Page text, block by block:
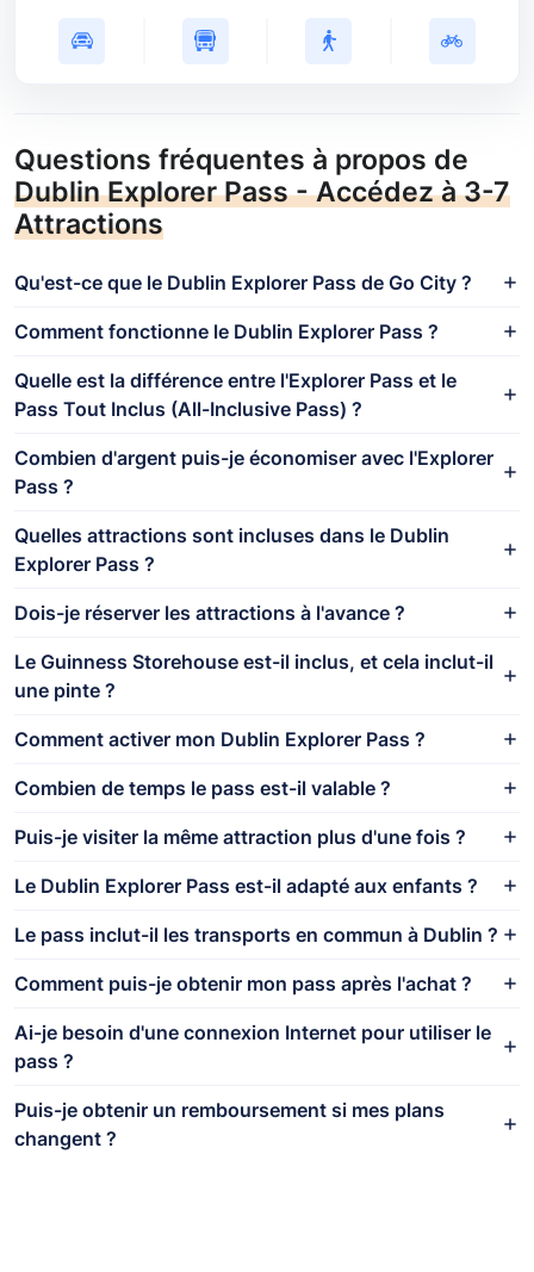
Questions fréquentes à propos de
Dublin Explorer Pass - Accédez à 3-7
Attractions
Qu'est-ce que le Dublin Explorer Pass de Go City ?
Comment fonctionne le Dublin Explorer Pass ?
Quelle est la différence entre l'Explorer Pass et le
Pass Tout Inclus (All-Inclusive Pass) ?
Combien d'argent puis-je économiser avec l'Explorer
Pass ?
Quelles attractions sont incluses dans le Dublin
Explorer Pass ?
Dois-je réserver les attractions à l'avance ?
Le Guinness Storehouse est-il inclus, et cela inclut-il
une pinte ?
Comment activer mon Dublin Explorer Pass ?
Combien de temps le pass est-il valable ?
Puis-je visiter la même attraction plus d'une fois ?
Le Dublin Explorer Pass est-il adapté aux enfants ?
Le pass inclut-il les transports en commun à Dublin ?
Comment puis-je obtenir mon pass après l'achat ?
Ai-je besoin d'une connexion Internet pour utiliser le
pass ?
Puis-je obtenir un remboursement si mes plans
changent ?